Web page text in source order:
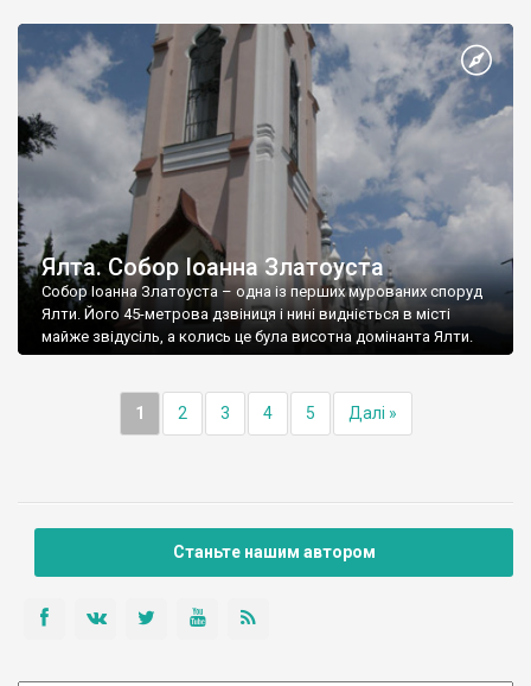
Ялта. Собор Іоанна Златоуста
Собор Іоанна Златоуста – одна із перших мурованих споруд
Ялти. Його 45-метрова дзвіниця і нині видніється в місті
майже звідусіль, а колись це була висотна домінанта Ялти.
1 2 3 4 5 Далі »
Станьте нашим автором